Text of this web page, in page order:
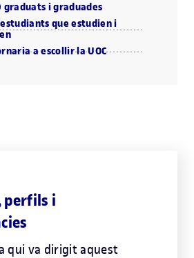
graduats i graduades
que estudien i
a escollir la UOC
perfils i
qui va dirigit aquest